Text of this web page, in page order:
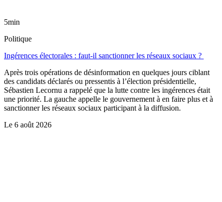
5min
Politique
Ingérences électorales : faut-il sanctionner les réseaux sociaux ?
Après trois opérations de désinformation en quelques jours ciblant
des candidats déclarés ou pressentis à l’élection présidentielle,
Sébastien Lecornu a rappelé que la lutte contre les ingérences était
une priorité. La gauche appelle le gouvernement à en faire plus et à
sanctionner les réseaux sociaux participant à la diffusion.
Le 6 août 2026